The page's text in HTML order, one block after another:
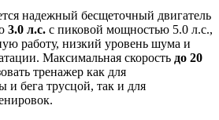
надежный бесщеточный двигатель
3.0 л.с. с пиковой мощностью 5.0 л.с.,
работу, низкий уровень шума и
Максимальная скорость до 20
тренажер как для
и бега трусцой, так и для